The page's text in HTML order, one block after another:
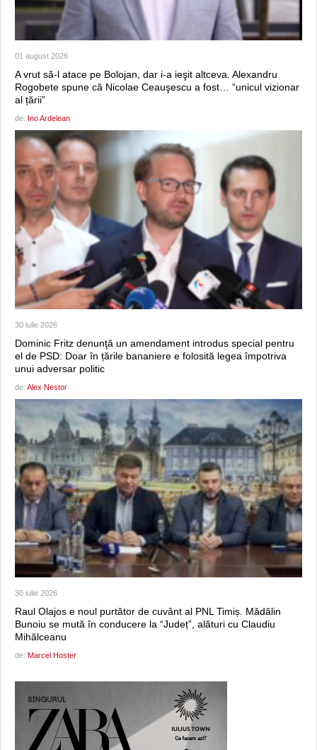
01 august 2026
A vrut să-l atace pe Bolojan, dar i-a ieşit altceva. Alexandru
Rogobete spune că Nicolae Ceauşescu a fost… “unicul vizionar
al țării”
de: Ino Ardelean
30 iulie 2026
Dominic Fritz denunţă un amendament introdus special pentru
el de PSD: Doar în țările bananiere e folosită legea împotriva
unui adversar politic
de: Alex Nestor
30 iulie 2026
Raul Olajos e noul purtător de cuvânt al PNL Timiș. Mădălin
Bunoiu se mută în conducere la “Județ”, alături cu Claudiu
Mihălceanu
de: Marcel Hoster